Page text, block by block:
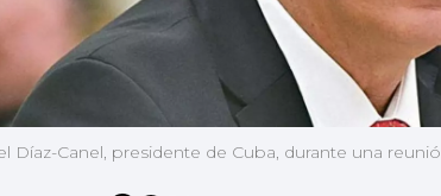
Díaz-Canel, presidente de Cuba, durante una